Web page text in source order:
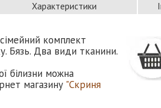
Характеристики
комплект
Бязь. Два види тканини.
білизни можна
магазину "Скриня